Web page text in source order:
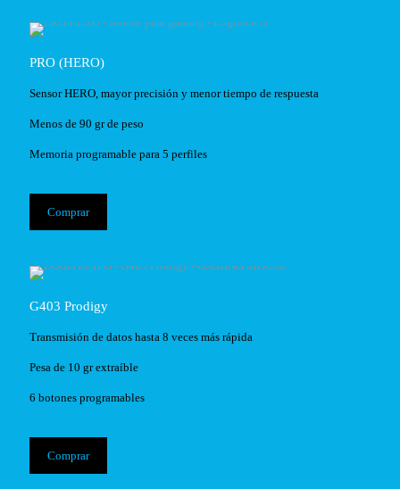
PRO (HERO)
Sensor HERO, mayor precisión y menor tiempo de respuesta
Menos de 90 gr de peso
Memoria programable para 5 perfiles
Comprar
G403 Prodigy
Transmisión de datos hasta 8 veces más rápida
Pesa de 10 gr extraíble
6 botones programables
Comprar